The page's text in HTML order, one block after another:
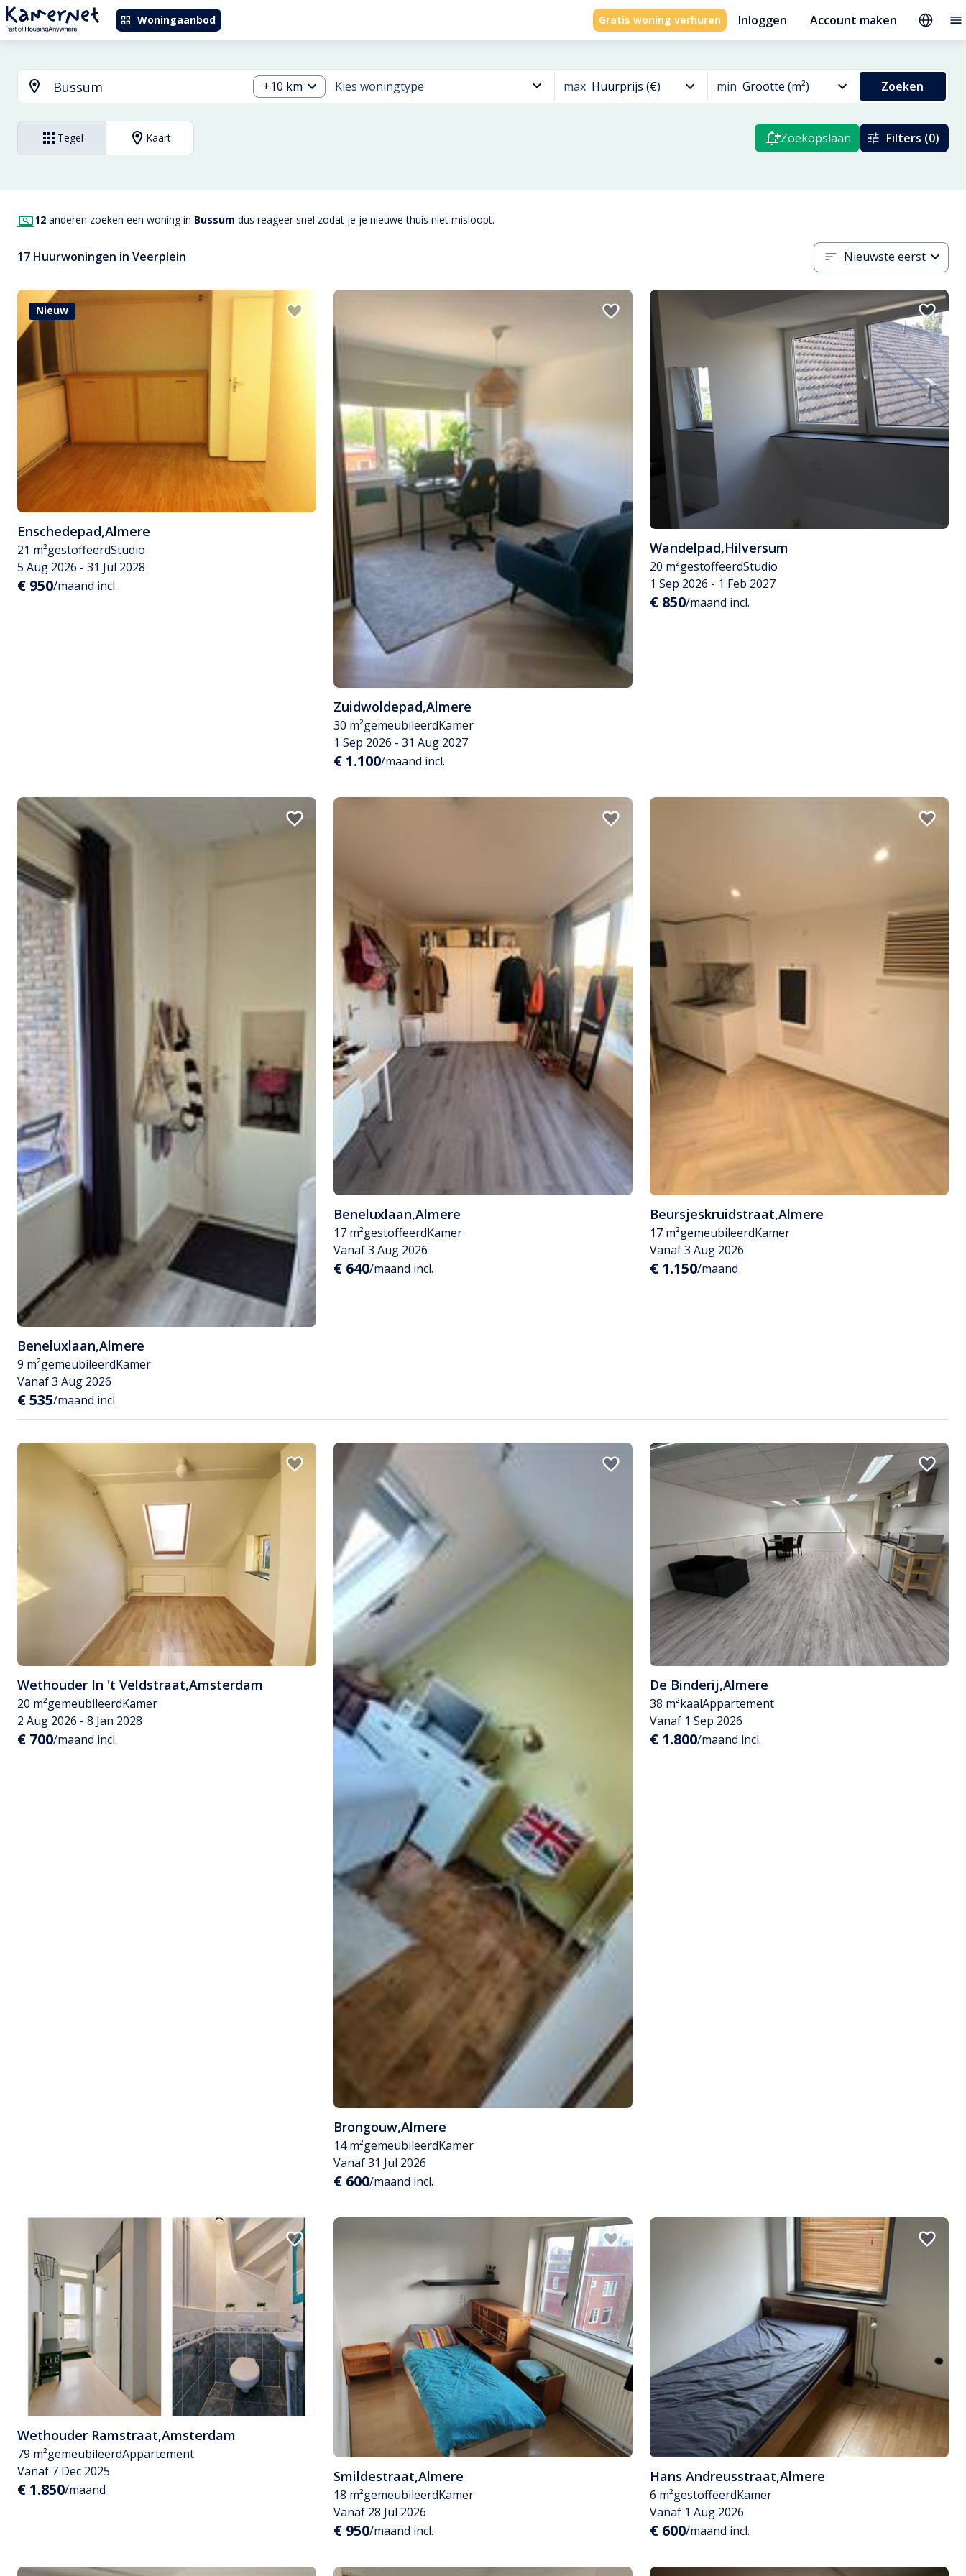
Woningaanbod Gratis woning verhuren Inloggen Account maken
+10 km Kies woningtype max Huurprijs (€) min Grootte (m²) Zoeken
Tegel Kaart Zoekopslaan Filters (0)
12 anderen zoeken een woning in Bussum dus reageer snel zodat je je nieuwe thuis niet misloopt.
17 Huurwoningen in Veerplein Nieuwste eerst
Nieuw
Enschedepad,Almere
21 m²gestoffeerdStudio
5 Aug 2026 - 31 Jul 2028
€ 950/maand incl.
Zuidwoldepad,Almere
30 m²gemeubileerdKamer
1 Sep 2026 - 31 Aug 2027
€ 1.100/maand incl.
Wandelpad,Hilversum
20 m²gestoffeerdStudio
1 Sep 2026 - 1 Feb 2027
€ 850/maand incl.
Beneluxlaan,Almere
9 m²gemeubileerdKamer
Vanaf 3 Aug 2026
€ 535/maand incl.
Beneluxlaan,Almere
17 m²gestoffeerdKamer
Vanaf 3 Aug 2026
€ 640/maand incl.
Beursjeskruidstraat,Almere
17 m²gemeubileerdKamer
Vanaf 3 Aug 2026
€ 1.150/maand
Wethouder In 't Veldstraat,Amsterdam
20 m²gemeubileerdKamer
2 Aug 2026 - 8 Jan 2028
€ 700/maand incl.
Brongouw,Almere
14 m²gemeubileerdKamer
Vanaf 31 Jul 2026
€ 600/maand incl.
De Binderij,Almere
38 m²kaalAppartement
Vanaf 1 Sep 2026
€ 1.800/maand incl.
Wethouder Ramstraat,Amsterdam
79 m²gemeubileerdAppartement
Vanaf 7 Dec 2025
€ 1.850/maand
Smildestraat,Almere
18 m²gemeubileerdKamer
Vanaf 28 Jul 2026
€ 950/maand incl.
Hans Andreusstraat,Almere
6 m²gestoffeerdKamer
Vanaf 1 Aug 2026
€ 600/maand incl.